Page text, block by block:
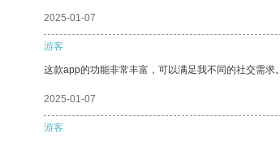
2025-01-07
游客
这款app的功能非常丰富，可以满足我不同的社交需求。
2025-01-07
游客